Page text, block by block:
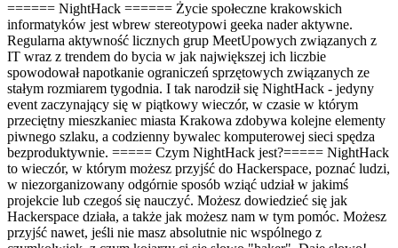
====== NightHack ====== Życie społeczne krakowskich
informatyków jest wbrew stereotypowi geeka nader aktywne.
Regularna aktywność licznych grup MeetUpowych związanych z
IT wraz z trendem do bycia w jak największej ich liczbie
spowodował napotkanie ograniczeń sprzętowych związanych ze
stałym rozmiarem tygodnia. I tak narodził się NightHack - jedyny
event zaczynający się w piątkowy wieczór, w czasie w którym
przeciętny mieszkaniec miasta Krakowa zdobywa kolejne elementy
piwnego szlaku, a codzienny bywalec komputerowej sieci spędza
bezproduktywnie. ===== Czym NightHack jest?===== NightHack
to wieczór, w którym możesz przyjść do Hackerspace, poznać ludzi,
w niezorganizowany odgórnie sposób wziąć udział w jakimś
projekcie lub czegoś się nauczyć. Możesz dowiedzieć się jak
Hackerspace działa, a także jak możesz nam w tym pomóc. Możesz
przyjść nawet, jeśli nie masz absolutnie nic wspólnego z